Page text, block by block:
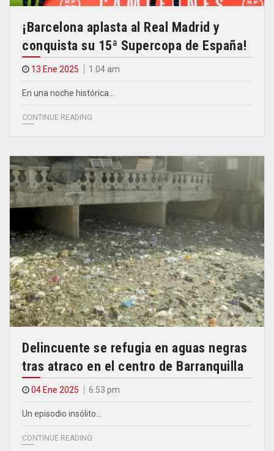
¡Barcelona aplasta al Real Madrid y
conquista su 15ª Supercopa de España!
13 Ene 2025 1.04 am
En una noche histórica…
CONTINUE READING
Delincuente se refugia en aguas negras
tras atraco en el centro de Barranquilla
04 Ene 2025 6.53 pm
Un episodio insólito…
CONTINUE READING